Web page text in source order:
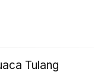
Tulang